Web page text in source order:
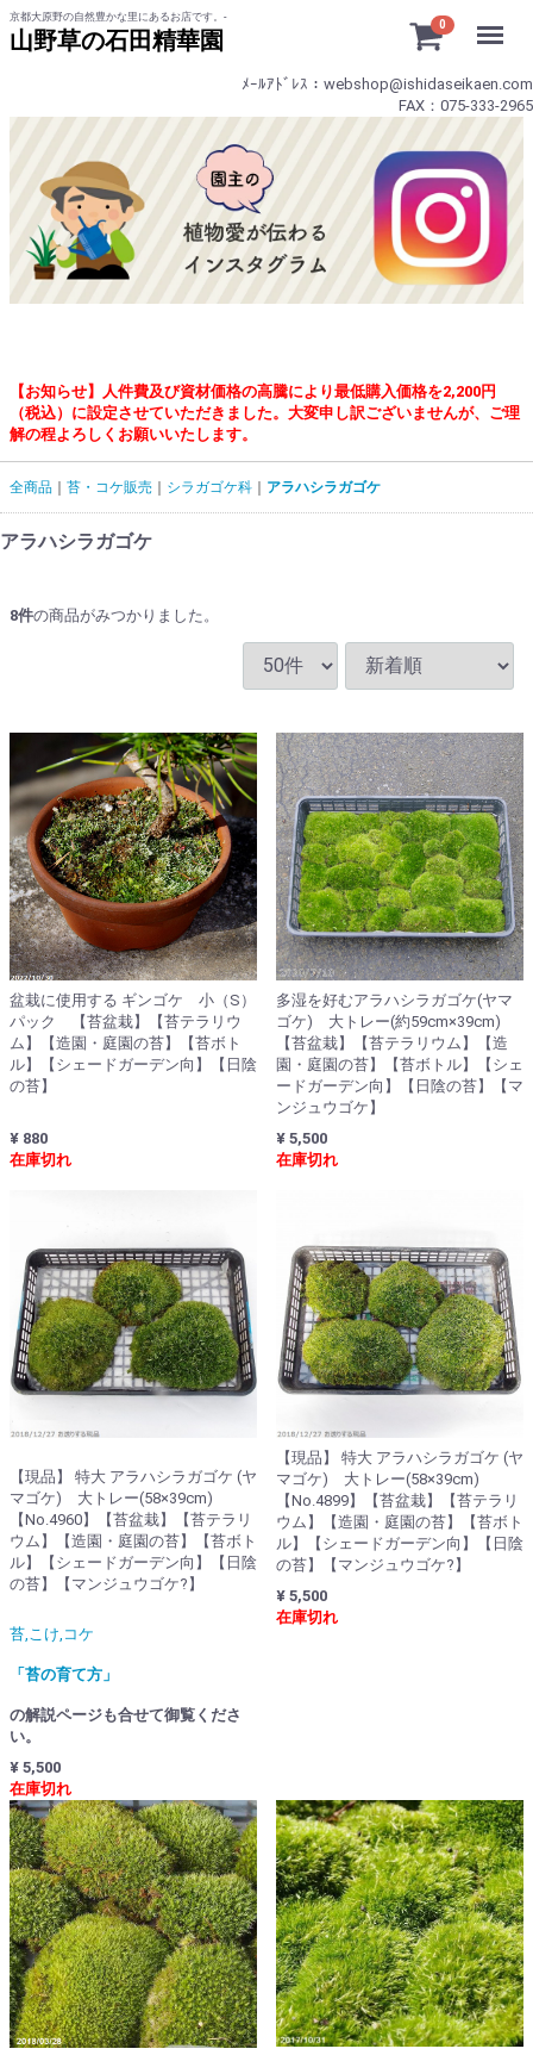
京都大原野の自然豊かな里にあるお店です。-
山野草の石田精華園
0
ﾒｰﾙｱﾄﾞﾚｽ：webshop@ishidaseikaen.com
FAX：075-333-2965
【お知らせ】人件費及び資材価格の高騰により最低購入価格を2,200円
（税込）に設定させていただきました。大変申し訳ございませんが、ご理
解の程よろしくお願いいたします。
全商品 苔・コケ販売 シラガゴケ科 アラハシラガゴケ
アラハシラガゴケ
8件の商品がみつかりました。
盆栽に使用する ギンゴケ 小（S）
パック 【苔盆栽】【苔テラリウ
ム】【造園・庭園の苔】【苔ボト
ル】【シェードガーデン向】【日陰
の苔】
¥ 880
在庫切れ
多湿を好むアラハシラガゴケ(ヤマ
ゴケ) 大トレー(約59cm×39cm)
【苔盆栽】【苔テラリウム】【造
園・庭園の苔】【苔ボトル】【シェ
ードガーデン向】【日陰の苔】【マ
ンジュウゴケ】
¥ 5,500
在庫切れ
【現品】 特大 アラハシラガゴケ (ヤ
マゴケ) 大トレー(58×39cm)
【No.4960】【苔盆栽】【苔テラリ
ウム】【造園・庭園の苔】【苔ボト
ル】【シェードガーデン向】【日陰
の苔】【マンジュウゴケ?】
苔,こけ,コケ
「苔の育て方」
の解説ページも合せて御覧くださ
い。
¥ 5,500
在庫切れ
【現品】 特大 アラハシラガゴケ (ヤ
マゴケ) 大トレー(58×39cm)
【No.4899】【苔盆栽】【苔テラリ
ウム】【造園・庭園の苔】【苔ボト
ル】【シェードガーデン向】【日陰
の苔】【マンジュウゴケ?】
¥ 5,500
在庫切れ